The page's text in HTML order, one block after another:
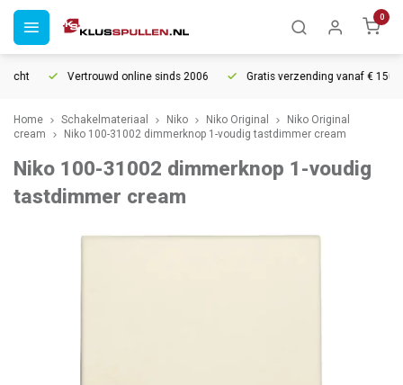
0
Vertrouwd online sinds 2006 Gratis verzending vanaf € 150
Home Schakelmateriaal Niko Niko Original
Niko Original
cream
Niko 100-31002 dimmerknop 1-voudig tastdimmer cream
Niko 100-31002 dimmerknop 1-voudig
tastdimmer cream